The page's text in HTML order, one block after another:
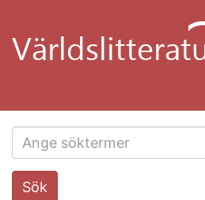
huvudinnehåll
Search
this
Sök